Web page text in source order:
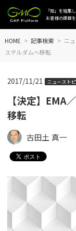
「知」を結集
お客様の課題
HOME 記事検索 ニ
ステルダムへ移転
【決定】EMA
移転
2017/11/21 ニュースト
古田土 真一